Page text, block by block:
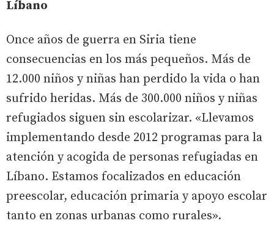
Líbano
Once años de guerra en Siria tiene
consecuencias en los más pequeños. Más de
12.000 niños y niñas han perdido la vida o han
sufrido heridas. Más de 300.000 niños y niñas
refugiados siguen sin escolarizar. «Llevamos
implementando desde 2012 programas para la
atención y acogida de personas refugiadas en
Líbano. Estamos focalizados en educación
preescolar, educación primaria y apoyo escolar
tanto en zonas urbanas como rurales».